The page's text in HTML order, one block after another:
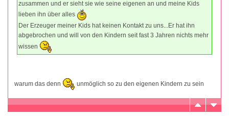
zusammen und er sieht sie wie seine eigenen an und meine Kids
lieben ihn über alles
Der Erzeuger meiner Kids hat keinen Kontakt zu uns...Er hat ihn
abgebrochen und will von den Kindern seit fast 3 Jahren nichts mehr
wissen
warum das denn unmöglich so zu den eigenen Kindern zu sein